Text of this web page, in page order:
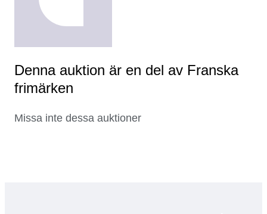
Denna auktion är en del av Franska
frimärken
Missa inte dessa auktioner